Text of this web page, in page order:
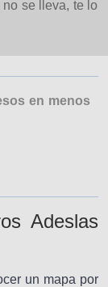
se lleva, te lo
en menos
Adeslas
un mapa por